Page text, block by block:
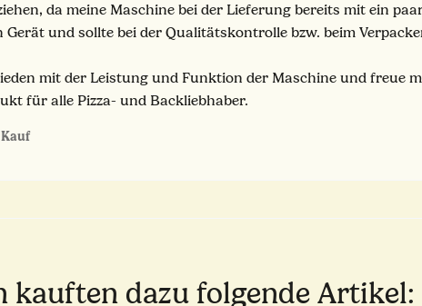
da meine Maschine bei der Lieferung bereits mit ein
und sollte bei der Qualitätskontrolle bzw. beim
mit der Leistung und Funktion der Maschine und freue
für alle Pizza- und Backliebhaber.
kauften dazu folgende Artikel: